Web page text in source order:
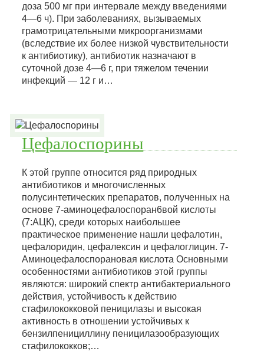
доза 500 мг при интервале между введениями
4—6 ч). При заболеваниях, вызываемых
грамотрицательными микроорганизмами
(вследствие их более низкой чувствительности
к антибиотику), антибиотик назначают в
суточной дозе 4—6 г, при тяжелом течении
инфекций — 12 г и…
Цефалоспорины
К этой группе относится ряд природных
антибиотиков и многочисленных
полусинтетических препаратов, полученных на
основе 7-аминоцефалоспоран6вой кислоты
(7:АЦК), среди которых наибольшее
практическое применение нашли цефалотин,
цефалоридин, цефалексин и цефалоглицин. 7-
Аминоцефалоспорановая кислота Основными
особенностями антибиотиков этой группы
являются: широкий спектр антибактериального
действия, устойчивость к действию
стафилококковой пеницилазы и высокая
активность в отношении устойчивых к
бензилпенициллину пеницилазообразующих
стафилококков;…